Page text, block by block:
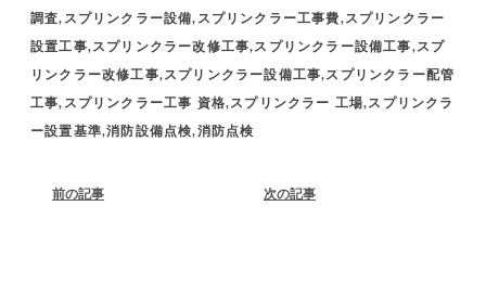
調査,スプリンクラー設備,スプリンクラー工事費,スプリンクラー
設置工事,スプリンクラー改修工事,スプリンクラー設備工事,スプ
リンクラー改修工事,スプリンクラー設備工事,スプリンクラー配管
工事,スプリンクラー工事 資格,スプリンクラー 工場,スプリンクラ
ー設置基準,消防設備点検,消防点検
前の記事 次の記事